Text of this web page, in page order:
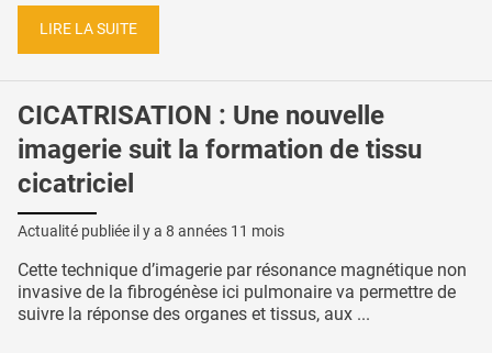
LIRE LA SUITE
CICATRISATION : Une nouvelle
imagerie suit la formation de tissu
cicatriciel
Actualité publiée il y a 8 années 11 mois
Cette technique d’imagerie par résonance magnétique non
invasive de la fibrogénèse ici pulmonaire va permettre de
suivre la réponse des organes et tissus, aux ...